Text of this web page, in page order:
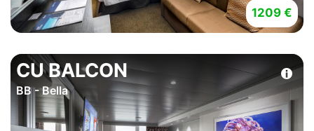
1209 €
CU BALCON
BB - Bella